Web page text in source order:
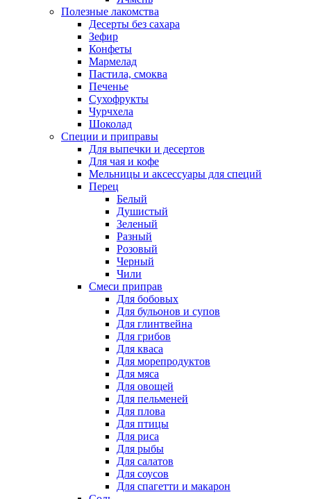
Полезные лакомства
Десерты без сахара
Зефир
Конфеты
Мармелад
Пастила, смоква
Печенье
Сухофрукты
Чурчхела
Шоколад
Специи и приправы
Для выпечки и десертов
Для чая и кофе
Мельницы и аксессуары для специй
Перец
Белый
Душистый
Зеленый
Разный
Розовый
Черный
Чили
Смеси приправ
Для бобовых
Для бульонов и супов
Для глинтвейна
Для грибов
Для кваса
Для морепродуктов
Для мяса
Для овощей
Для пельменей
Для плова
Для птицы
Для риса
Для рыбы
Для салатов
Для соусов
Для спагетти и макарон